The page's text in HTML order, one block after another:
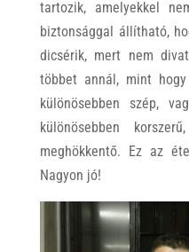
tartozik, amelyekkel
biztonsággal állítható,
dicsérik, mert nem
többet annál, mint
különösebben szép,
különösebben
meghökkentő. Ez az
Nagyon jó!